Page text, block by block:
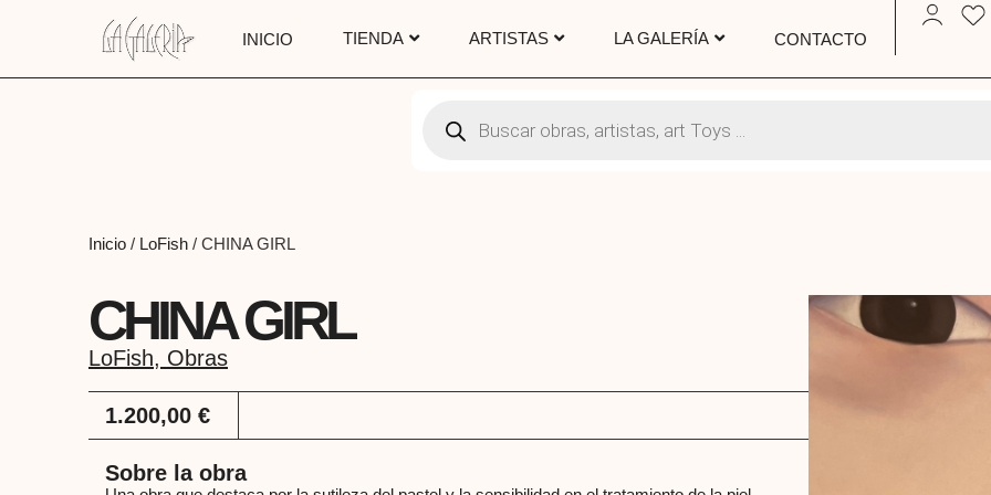
INICIO TIENDA ARTISTAS LA GALERÍA CONTACTO
Inicio / LoFish / CHINA GIRL
CHINA GIRL
LoFish, Obras
1.200,00 €
Sobre la obra